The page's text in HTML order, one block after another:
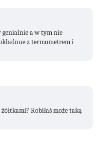
genialnie a w tym nie
z termometrem i
Robiłaś może taką